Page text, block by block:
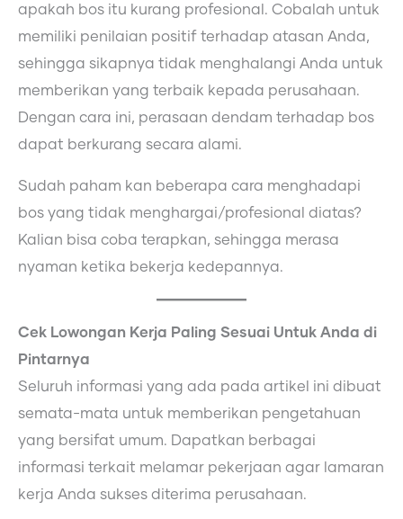
apakah bos itu kurang profesional. Cobalah untuk
memiliki penilaian positif terhadap atasan Anda,
sehingga sikapnya tidak menghalangi Anda untuk
memberikan yang terbaik kepada perusahaan.
Dengan cara ini, perasaan dendam terhadap bos
dapat berkurang secara alami.
Sudah paham kan beberapa cara menghadapi
bos yang tidak menghargai/profesional diatas?
Kalian bisa coba terapkan, sehingga merasa
nyaman ketika bekerja kedepannya.
Cek Lowongan Kerja Paling Sesuai Untuk Anda di
Pintarnya
Seluruh informasi yang ada pada artikel ini dibuat
semata-mata untuk memberikan pengetahuan
yang bersifat umum. Dapatkan berbagai
informasi terkait melamar pekerjaan agar lamaran
kerja Anda sukses diterima perusahaan.